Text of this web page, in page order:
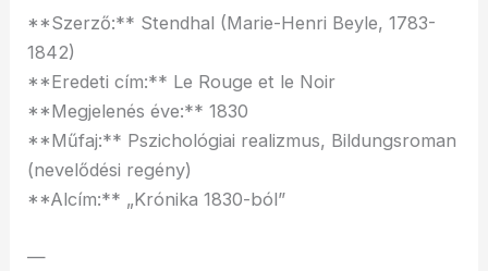
**Szerző:** Stendhal (Marie-Henri Beyle, 1783-
1842)
**Eredeti cím:** Le Rouge et le Noir
**Megjelenés éve:** 1830
**Műfaj:** Pszichológiai realizmus, Bildungsroman
(nevelődési regény)
**Alcím:** „Krónika 1830-ból”
—